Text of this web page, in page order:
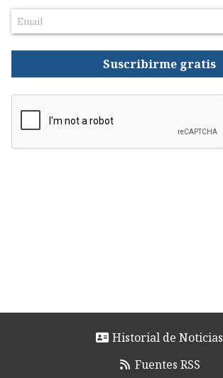
Suscribirme gratis
Historial de Noticias
Fuentes RSS